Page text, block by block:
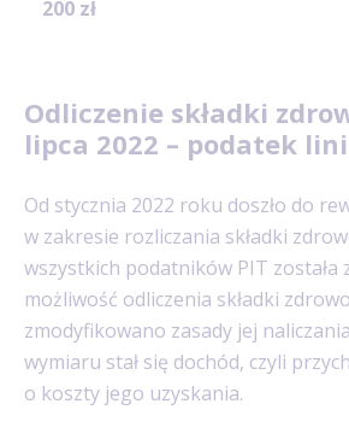
200 zł
Odliczenie składki
lipca 2022 – podatek
Od stycznia 2022 roku doszło do
w zakresie rozliczania składki
wszystkich podatników PIT została
możliwość odliczenia składki
zmodyfikowano zasady jej
wymiaru stał się dochód, czyli
o koszty jego uzyskania.